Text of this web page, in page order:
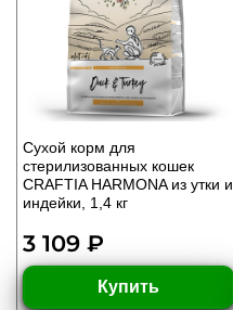
Сухой корм для
стерилизованных кошек
CRAFTIA HARMONA из утки и
индейки, 1,4 кг
3 109 ₽
Купить